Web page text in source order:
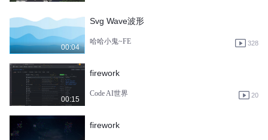
00:04
Svg Wave波形
哈哈小鬼~FE 328
00:15
firework
Code AI世界 20
firework